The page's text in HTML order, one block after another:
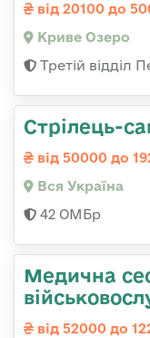
від 20100 до
Криве Озеро
Третій відділ
Стрілець-
від 50000 до
Вся Україна
42 ОМБр
Медична
від 52000 до